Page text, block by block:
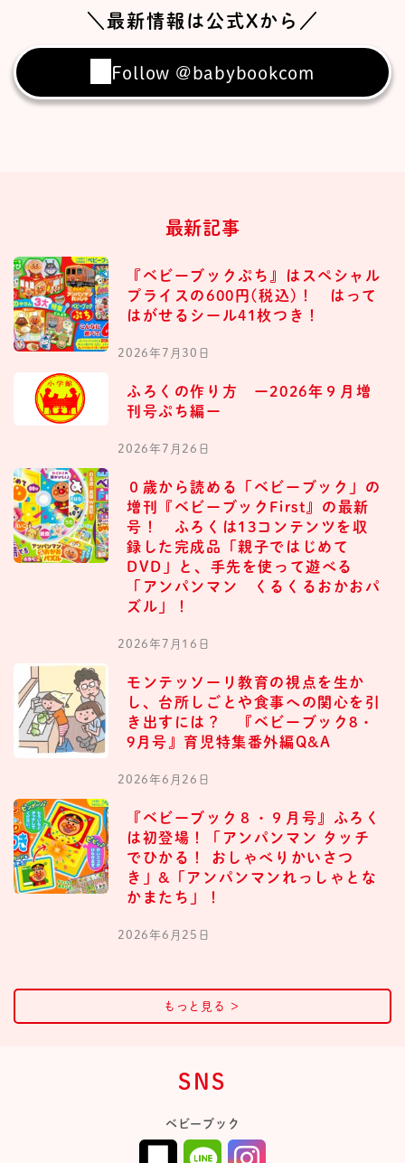
＼最新情報は公式Xから／
Follow @babybookcom
最新記事
『ベビーブックぷち』はスペシャル
プライスの600円(税込)！ はって
はがせるシール41枚つき！
2026年7月30日
ふろくの作り方 ー2026年９月増
刊号ぷち編ー
2026年7月26日
０歳から読める「ベビーブック」の
増刊『ベビーブックFirst』の最新
号！ ふろくは13コンテンツを収
録した完成品「親子ではじめて
DVD」と、手先を使って遊べる
「アンパンマン くるくるおかおパ
ズル」！
2026年7月16日
モンテッソーリ教育の視点を生か
し、台所しごとや食事への関心を引
き出すには？ 『ベビーブック8・
9月号』育児特集番外編Q&A
2026年6月26日
『ベビーブック８・９月号』ふろく
は初登場！「アンパンマン タッチ
でひかる！ おしゃべりかいさつ
き」&「アンパンマンれっしゃとな
かまたち」！
2026年6月25日
もっと見る ＞
SNS
ベビーブック